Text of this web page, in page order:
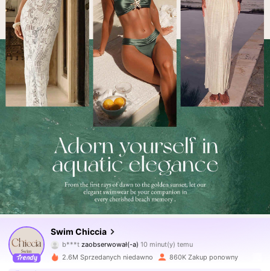
Swim Chiccia
4,82 377K Obserwujący
b***tzaobserwował(-a)
a***y przegląda
4,82
377K Obserwujący
2.6M Sprzedanych niedawno 860K Zakup ponowny